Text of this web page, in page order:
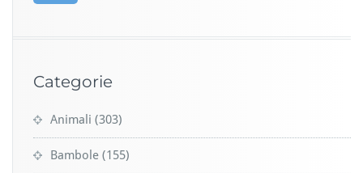
Categorie
Animali (303)
Bambole (155)